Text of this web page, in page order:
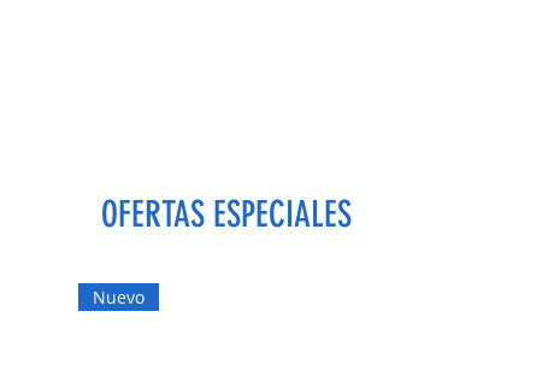
OFERTAS ESPECIALES
Nuevo